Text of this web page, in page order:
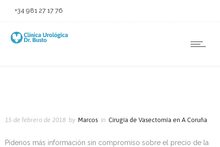
+34 981 27 17 76
15 de febrero de 2018 by Marcos in Cirugía de Vasectomía en A Coruña
Pídenos más información sin compromiso sobre el precio de la